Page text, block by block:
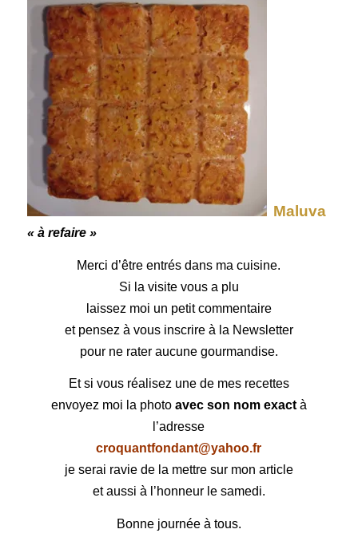
Maluva
« à refaire »
Merci d’être entrés dans ma cuisine.
Si la visite vous a plu
laissez moi un petit commentaire
et pensez à vous inscrire à la Newsletter
pour ne rater aucune gourmandise.
Et si vous réalisez une de mes recettes
envoyez moi la photo avec son nom exactà
l’adresse
croquantfondant@yahoo.fr
je serai ravie de la mettre sur mon article
et aussi à l’honneur le samedi.
Bonne journée à tous.